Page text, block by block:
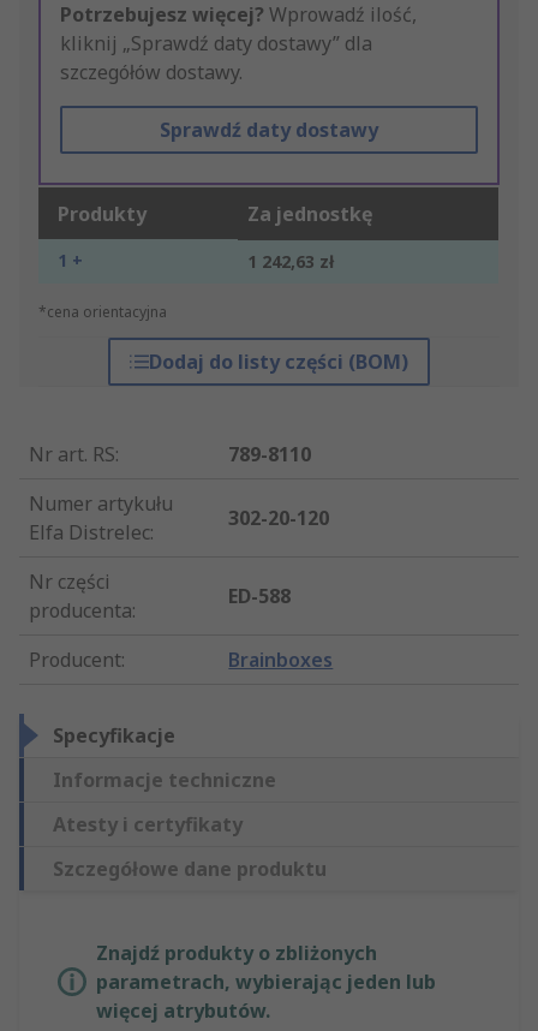
Potrzebujesz więcej? Wprowadź ilość,
kliknij „Sprawdź daty dostawy” dla
szczegółów dostawy.
Sprawdź daty dostawy
Produkty Za jednostkę
1 + 1 242,63 zł
*cena orientacyjna
Dodaj do listy części (BOM)
Nr art. RS:
789-8110
Numer artykułu
Elfa Distrelec:
302-20-120
Nr części
producenta:
ED-588
Producent: Brainboxes
Specyfikacje
Informacje techniczne
Atesty i certyfikaty
Szczegółowe dane produktu
Znajdź produkty o zbliżonych
parametrach, wybierając jeden lub
więcej atrybutów.